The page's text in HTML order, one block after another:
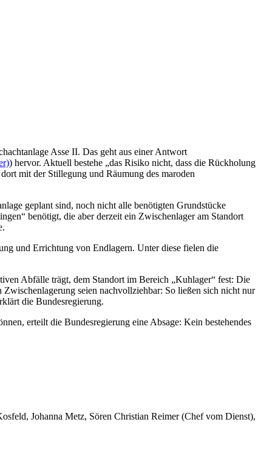
Asse II. Das geht aus einer Antwort
) hervor. Aktuell bestehe „das Risiko nicht, dass die Rückholung
mit der Stillegung und Räumung des maroden
geplant sind, noch nicht alle benötigten Grundstücke
benötigt, die aber derzeit ein Zwischenlager am Standort
und Errichtung von Endlagern. Unter diese fielen die
Abfälle trägt, dem Standort im Bereich „Kuhlager“ fest: Die
seien nachvollziehbar: So ließen sich nicht nur
die Bundesregierung.
erteilt die Bundesregierung eine Absage: Kein bestehendes
Johanna Metz, Sören Christian Reimer (Chef vom Dienst),